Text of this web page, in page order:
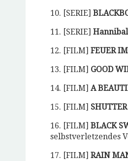
10. [SERIE]
11. [SERIE] Hannibal
12. [FILM] FEUER
13. [FILM] GOOD
⁣14. [FILM] A
⁣15. [FILM]
16. [FILM] BLACK
selbstverletzendes
17. [FILM] RAIN